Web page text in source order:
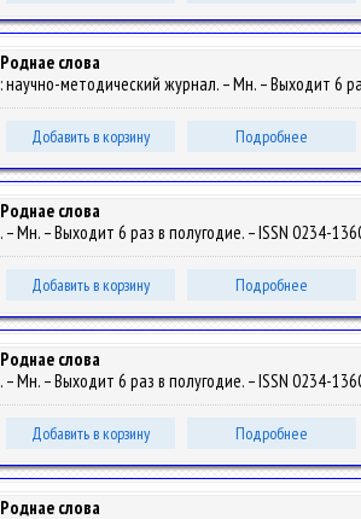
Роднае слова
: научно-методический журнал. – Мн. – Выходит 6
Добавить в корзину Подробнее
Роднае слова
. – Мн. – Выходит 6 раз в полугодие. – ISSN 0234-
Добавить в корзину Подробнее
Роднае слова
. – Мн. – Выходит 6 раз в полугодие. – ISSN 0234-
Добавить в корзину Подробнее
Роднае слова